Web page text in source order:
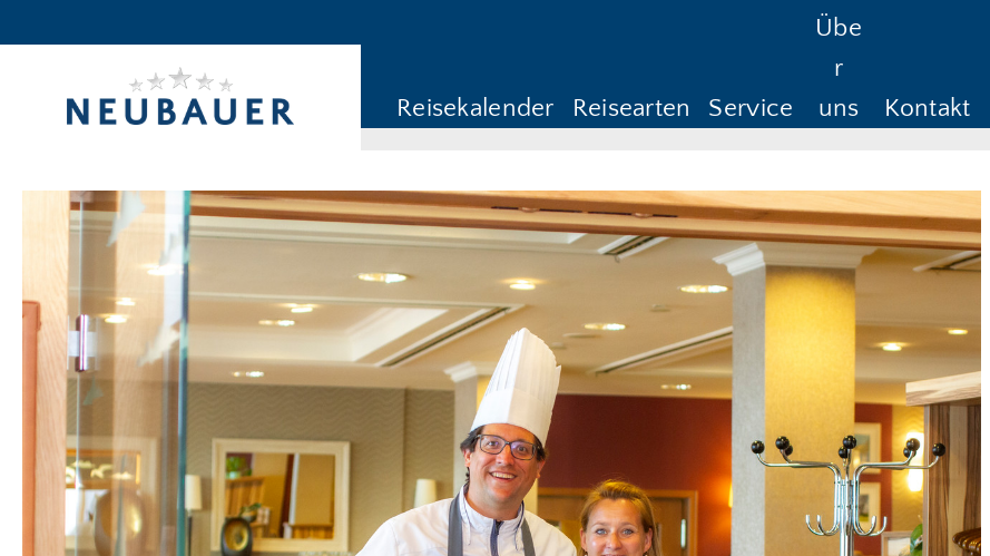
Reisekalender Reisearten Service
Übe
r
uns
Kontakt
Reiseziel/Stichwort
Anreise ab